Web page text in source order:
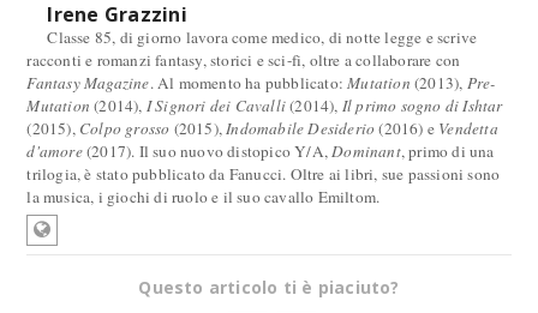
Irene Grazzini
Classe 85, di giorno lavora come medico, di notte legge e scrive
racconti e romanzi fantasy, storici e sci-fi, oltre a collaborare con
Fantasy Magazine. Al momento ha pubblicato:Mutation (2013), Pre-
Mutation (2014), I Signori dei Cavalli(2014), Il primo sogno di Ishtar
(2015), Colpo grosso (2015),Indomabile Desiderio (2016) e Vendetta
d'amore(2017). Il suo nuovo distopico Y/A,Dominant, primo di una
trilogia, è stato pubblicato da Fanucci. Oltre ai libri, sue passioni sono
la musica, i giochi di ruolo e il suo cavallo Emiltom.
Questo articolo ti è piaciuto?